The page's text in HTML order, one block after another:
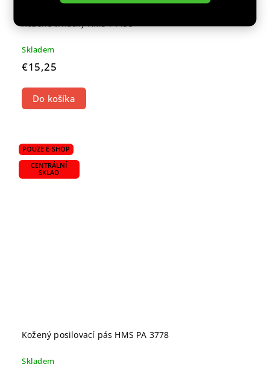
Kožené trhačky HMS F4435
Skladem
€15,25
Do košíka
POUZE E-SHOP
CENTRÁLNÍ
SKLAD
Kožený posilovací pás HMS PA 3778
Skladem